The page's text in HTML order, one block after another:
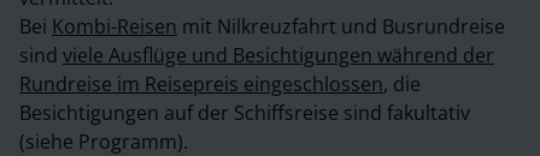
Bei Kombi-Reisen mit Nilkreuzfahrt und Busrundreise
sind viele Ausflüge und Besichtigungen während der
Rundreise im Reisepreis eingeschlossen, die
Besichtigungen auf der Schiffsreise sind fakultativ
(siehe Programm).